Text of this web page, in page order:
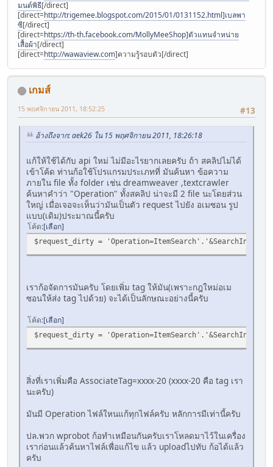
มนต์พิธี[/direct]
[direct=http://trigemee.blogspot.com/2015/01/0131152.html]เบลพา
ซี[/direct]
[direct=https://th-th.facebook.com/MollyMeeShop]ตัวแทนจําหน่าย
เสื้อผ้า[/direct]
[direct=http://wawaview.com]ความรู้รอบตัว[/direct]
เกมส์
#13
15 พฤศจิกายน 2011, 18:52:25
อ้างถึงจาก: aek26 ใน 15 พฤศจิกายน 2011, 18:26:18
แก้ให้ใช้ได้กับ api ใหม่ ไม่มีอะไรยากเลยครับ ถ้า สคลิปไม่ได้
เข้าโค้ด ท่านก้อใช้โปรแกรมประเภทที่ มันค้นหา ข้อความ
ภายใน file ทั้ง folder เช่น dreamweaver ,textcrawler
ค้นหาคำว่า "Operation" ทั้งสคลิป น่าจะมี 2 file นะโดยส่วน
ใหญ่ เมื่อเจอจะเห็นว่ามันเป็นตัว request ไปยัง อเมซอน รูป
แบบ(เดิม)ประมาณนี้ครับ
โค้ด เลือก
$request_dirty =
เราก้อจัดการมันครับ โดยเพิ่ม tag ให้มัน(เพราะกฎใหม่อเม
ซอนให้ส่ง tag ไปด้วย) จะได้เป็นลักษณะอย่างนี้ครับ
โค้ด เลือก
$request_dirty =
สิ่งที่เราเพิ่มคือ AssociateTag=xxxx-20 (xxxx-20 คือ tag เรา
นะครับ)
มันมี Operation ไฟล์ใหนแก้ทุกไฟล์ครับ หลักการมีเท่านี้ครับ
ปล.พวก wprobot ก้อทำเหมือนกันครับเราโหลดมาไว้ในเครื่อง
เราก่อนแล้วค้นหาไฟล์เพื่อแก้ไข แล้ว uploadไปทับ ก้อได้แล้ว
ครับ